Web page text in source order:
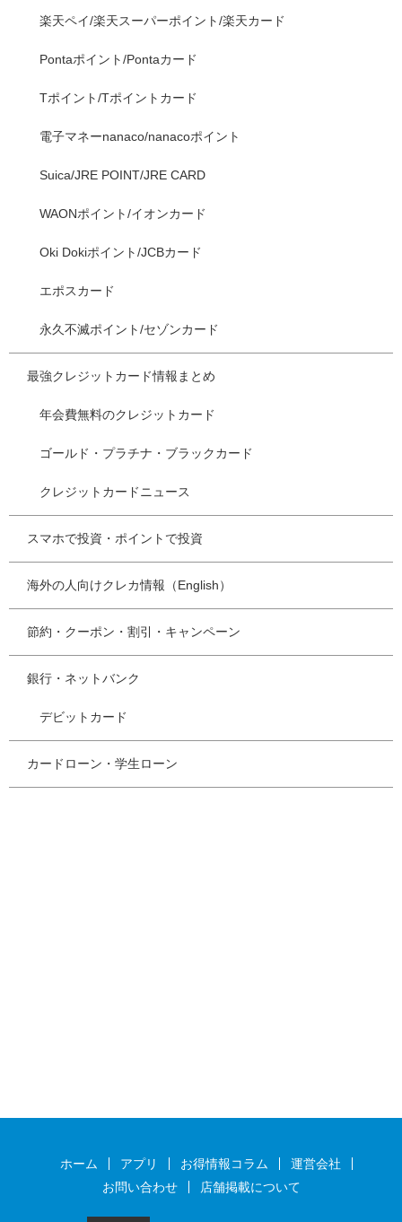
楽天ペイ/楽天スーパーポイント/楽天カード
Pontaポイント/Pontaカード
Tポイント/Tポイントカード
電子マネーnanaco/nanacoポイント
Suica/JRE POINT/JRE CARD
WAONポイント/イオンカード
Oki Dokiポイント/JCBカード
エポスカード
永久不滅ポイント/セゾンカード
最強クレジットカード情報まとめ
年会費無料のクレジットカード
ゴールド・プラチナ・ブラックカード
クレジットカードニュース
スマホで投資・ポイントで投資
海外の人向けクレカ情報（English）
節約・クーポン・割引・キャンペーン
銀行・ネットバンク
デビットカード
カードローン・学生ローン
ホーム アプリ お得情報コラム
運営会社
お問い合わせ
店舗掲載について